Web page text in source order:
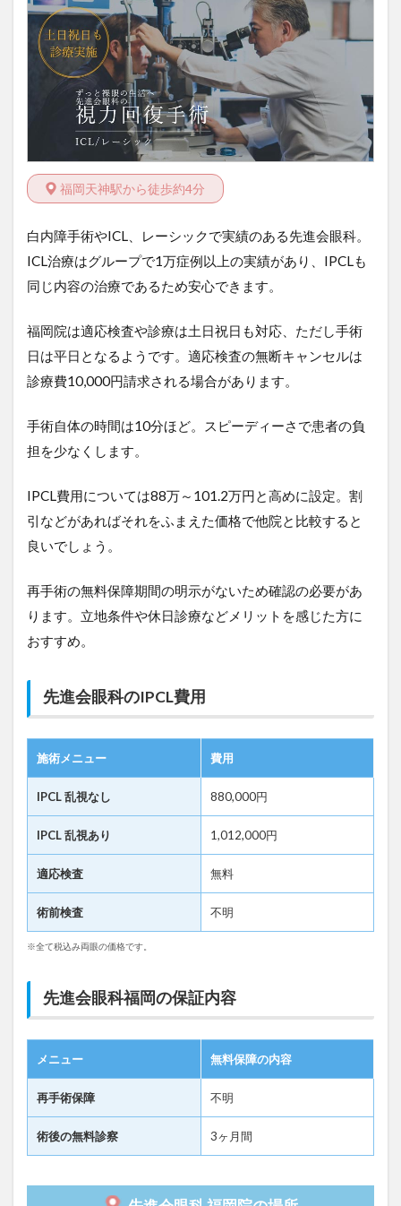
福岡天神駅から徒歩約4分
白内障手術やICL、レーシックで実績のある先進会眼科。
ICL治療はグループで1万症例以上の実績があり、IPCLも
同じ内容の治療であるため安心できます。
福岡院は適応検査や診療は土日祝日も対応、ただし手術
日は平日となるようです。適応検査の無断キャンセルは
診療費10,000円請求される場合があります。
手術自体の時間は10分ほど。スピーディーさで患者の負
担を少なくします。
IPCL費用については88万～101.2万円と高めに設定。割
引などがあればそれをふまえた価格で他院と比較すると
良いでしょう。
再手術の無料保障期間の明示がないため確認の必要があ
ります。立地条件や休日診療などメリットを感じた方に
おすすめ。
先進会眼科のIPCL費用
施術メニュー 費用
IPCL 乱視なし 880,000円
IPCL 乱視あり 1,012,000円
適応検査 無料
術前検査 不明
※全て税込み両眼の価格です。
先進会眼科福岡の保証内容
メニュー 無料保障の内容
再手術保障 不明
術後の無料診察 3ヶ月間